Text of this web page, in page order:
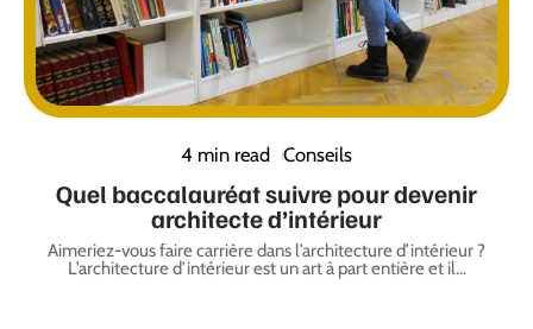
4 min read Conseils
Quel baccalauréat suivre pour devenir
architecte d’intérieur
Aimeriez-vous faire carrière dans l’architecture d’intérieur ?
L’architecture d’intérieur est un art à part entière et il…